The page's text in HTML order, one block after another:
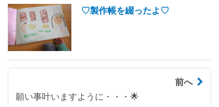
♡製作帳を綴ったよ♡
前へ
願い事叶いますように・・・🌟